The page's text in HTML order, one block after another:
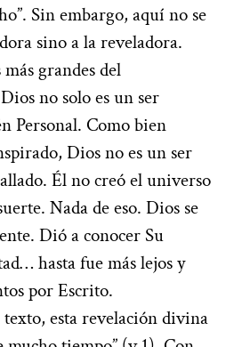
Sin embargo, aquí no se
sino a la reveladora.
grandes del
no solo es un ser
Personal. Como bien
Dios no es un ser
Él no creó el universo
Nada de eso. Dios se
Dió a conocer Su
hasta fue más lejos y
por Escrito.
esta revelación divina